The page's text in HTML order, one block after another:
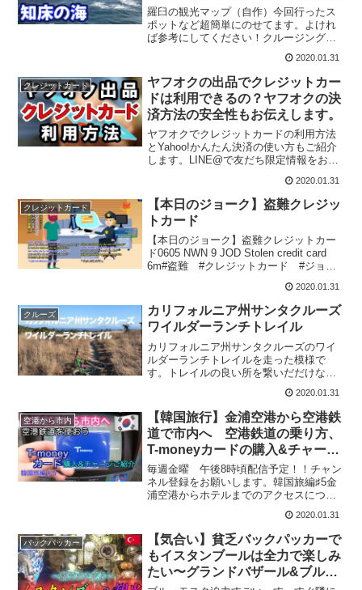
た！2大拠点で学ぶ世界遺産の自
然！の巻 | 北海道ほぼ日帰りおっ
さん旅【ほぼ旅】
羅臼の観光マップ（自作）今回行ったス
ポットなど超簡単にのせてます。よけれ
ば参考にしてください！クルージングゴ
ターセンタールサフィールドハウス羅臼
観光協会羅臼町ふるさと納税クルージン
グは、冬期間は、世界遺産...
2020.01.31
クレジットカード
ヤフオクの出品でクレジットカー
ドは利用できるの？ヤフオクの決
済方法の安全性もお伝えします。
ヤフオクでクレジットカードの利用方法
とYahoo!かんたん決済の使い方もご紹介
します。LINE@で友だち限定情報をお知
開動画に変更する可能性があります。
Goodボタンを押しておくと、限定公開に
なっても見れ...
2020.01.31
クレジットカード
【本日のジョーク】盗難クレジッ
トカード
【本日のジョーク】盗難クレジットカー
ド0605 NWN 9 JOD Stolen credit card
6m#盗難 #クレジットカード #ジョー
2020.01.31
クルーズ
カリフォルニア州サンタクルーズ
ワイルダーランチトレイル
カリフォルニア州サンタクルーズのワイ
ルダーランチトレイルを走った模様で
す。トレイルの良い所を繋いだだけなの
RanchGoPro HERO7 Black CHDHX-701-
FWfbIGYouTube ...
2020.01.31
空港から市内
【韓国旅行】金浦空港から空港鉄
道で市内へ 空港鉄道の乗り方、
T-moneyカードの購入&チャージ
方法ご紹介【韓国旅編】♯5（27）
毎週金曜 午後8時頃配信予定！！チャン
ネル登録をお願いします。韓国旅編♯5金
浦空港からホテルまでのアクセスについ
り方、T-moneyカードの購入、チャージ
の仕方をご紹介をしています。★これま
での韓国旅は下...
2020.01.31
バックパッカー
【気合い】貧乏バックパッカーで
もイスタンブールは全力で楽しみ
たい〜グランドバザール&ブルー